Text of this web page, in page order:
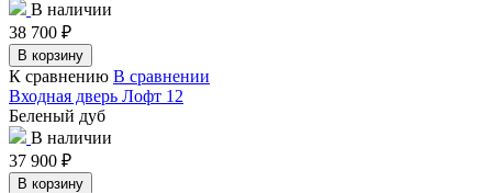
В наличии
38 700 ₽
В корзину
К сравнению В сравнении
Входная дверь Лофт 12
Беленый дуб
В наличии
37 900 ₽
В корзину